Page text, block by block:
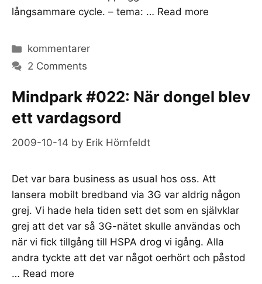
långsammare cycle. – tema: … Read more
Categories
kommentarer
2 Comments
Mindpark #022: När dongel blev
ett vardagsord
2009-10-14 by Erik Hörnfeldt
Det var bara business as usual hos oss. Att
lansera mobilt bredband via 3G var aldrig någon
grej. Vi hade hela tiden sett det som en självklar
grej att det var så 3G-nätet skulle användas och
när vi fick tillgång till HSPA drog vi igång. Alla
andra tyckte att det var något oerhört och påstod
… Read more